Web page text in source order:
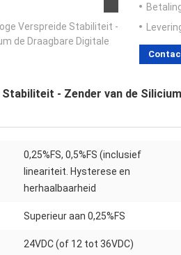
Verspreide Stabiliteit -
de Draagbare Digitale
- Zender van de
0,25%FS, 0,5%FS (inclusief
lineariteit. Hysterese en
herhaalbaarheid
Superieur aan 0,25%FS
24VDC (of 12 tot 36VDC)